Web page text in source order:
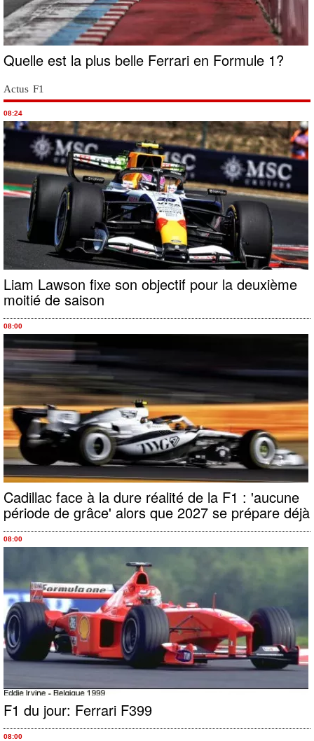
Quelle est la plus belle Ferrari en Formule 1?
Actus F1
08:24
Liam Lawson fixe son objectif pour la deuxième
moitié de saison
08:00
Cadillac face à la dure réalité de la F1 : 'aucune
période de grâce' alors que 2027 se prépare déjà
08:00
F1 du jour: Ferrari F399
08:00